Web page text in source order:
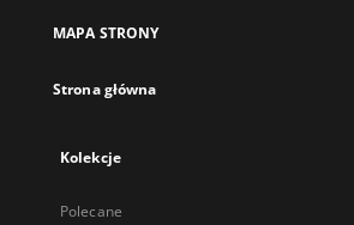
MAPA STRONY
Strona główna
Kolekcje
Polecane